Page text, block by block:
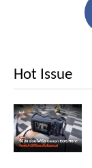
Hot Issue